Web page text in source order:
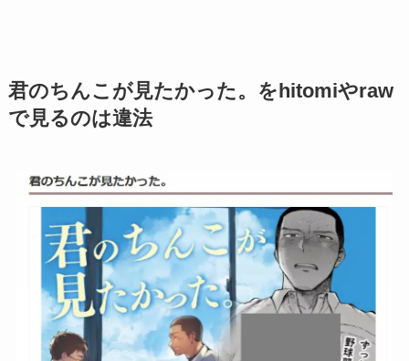
君のちんこが見たかった。をhitomiやraw
で見るのは違法